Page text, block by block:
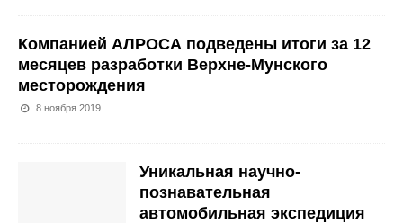
Компанией АЛРОСА подведены итоги за 12
месяцев разработки Верхне-Мунского
месторождения
8 ноября 2019
Уникальная научно-
познавательная
автомобильная экспедиция